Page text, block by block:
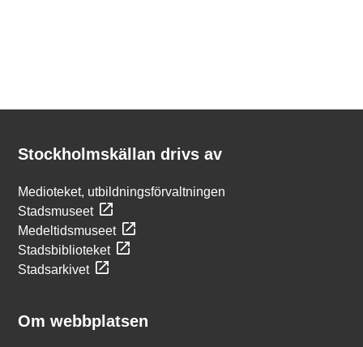
Stockholmskällan drivs av
Medioteket, utbildningsförvaltningen
Stadsmuseet
Medeltidsmuseet
Stadsbiblioteket
Stadsarkivet
Om webbplatsen